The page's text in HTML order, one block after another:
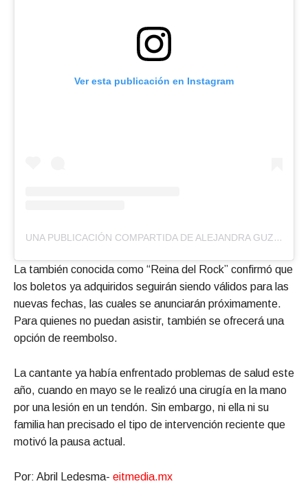
Ver esta publicación en Instagram
UNA PUBLICACIÓN COMPARTIDA DE ALEJANDRA GUZMÁN (@LAGUZMANMX)
La también conocida como “Reina del Rock” confirmó que
los boletos ya adquiridos seguirán siendo válidos para las
nuevas fechas, las cuales se anunciarán próximamente.
Para quienes no puedan asistir, también se ofrecerá una
opción de reembolso.
La cantante ya había enfrentado problemas de salud este
año, cuando en mayo se le realizó una cirugía en la mano
por una lesión en un tendón. Sin embargo, ni ella ni su
familia han precisado el tipo de intervención reciente que
motivó la pausa actual.
Por: Abril Ledesma- eitmedia.mx